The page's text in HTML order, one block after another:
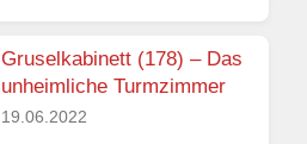
Gruselkabinett (178) – Das
unheimliche Turmzimmer
19.06.2022